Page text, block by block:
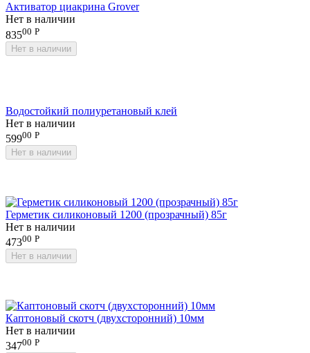
Активатор циакрина Grover
Нет в наличии
83500 Р
Нет в наличии
Водостойкий полиуретановый клей
Нет в наличии
59900 Р
Нет в наличии
Герметик силиконовый 1200 (прозрачный) 85г
Нет в наличии
47300 Р
Нет в наличии
Каптоновый скотч (двухсторонний) 10мм
Нет в наличии
34700 Р